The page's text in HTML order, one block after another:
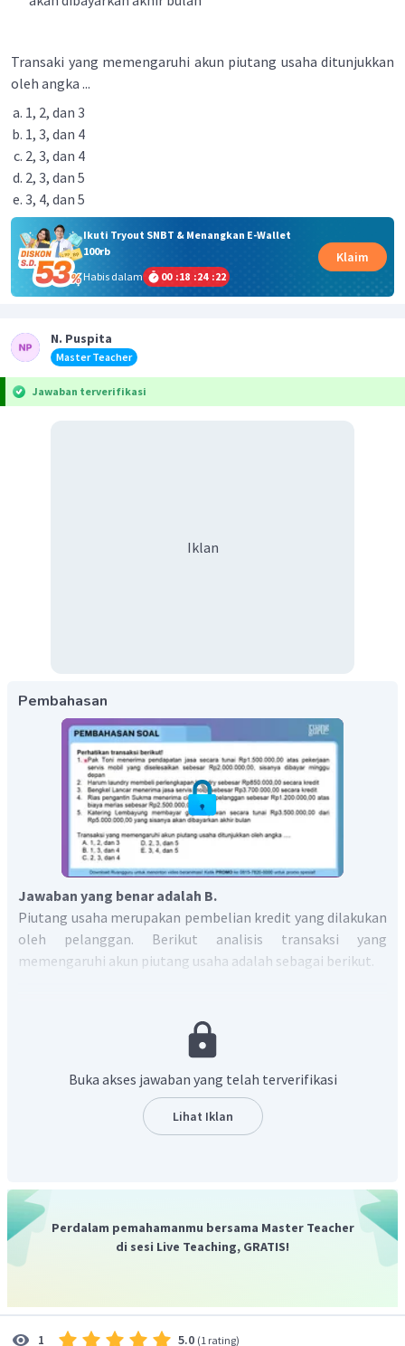
Transaki yang memengaruhi akun piutang usaha ditunjukkan
oleh angka ...
1, 2, dan 3
1, 3, dan 4
2, 3, dan 4
2, 3, dan 5
3, 4, dan 5
Ikuti Tryout SNBT & Menangkan E-Wallet
100rb
Habis dalam
00 :18 :24 :22
Klaim
N. Puspita
Master Teacher
Jawaban terverifikasi
Iklan
Pembahasan
Jawaban yang benar adalah B.
Piutang usaha merupakan pembelian kredit yang dilakukan
oleh pelanggan. Berikut analisis transaksi yang
memengaruhi akun piutang usaha adalah sebagai berikut.
sebesar Rp1.500.000,00 atas pekerjaan servis mobil
yang diselesaikan sebesar Rp2.000.000,00, sisanya
mengakibatkan kas bertambah Rp1.500.000,00,
piutang usaha bertambah Rp500.000,00, dan modal
bertambah sebesar Rp2.000.000,00.(Benar)
tersebut mengakibatkan perlengkapan bertambah
dan utang usaha bertambah sebesar Rp850.000,00.
mengakibatkan piutang usaha bertambah dan modal
Buka akses jawaban yang telah terverifikasi
Lihat Iklan
Perdalam pemahamanmu bersama Master Teacher
di sesi Live Teaching, GRATIS!
1 5.0 (1 rating)